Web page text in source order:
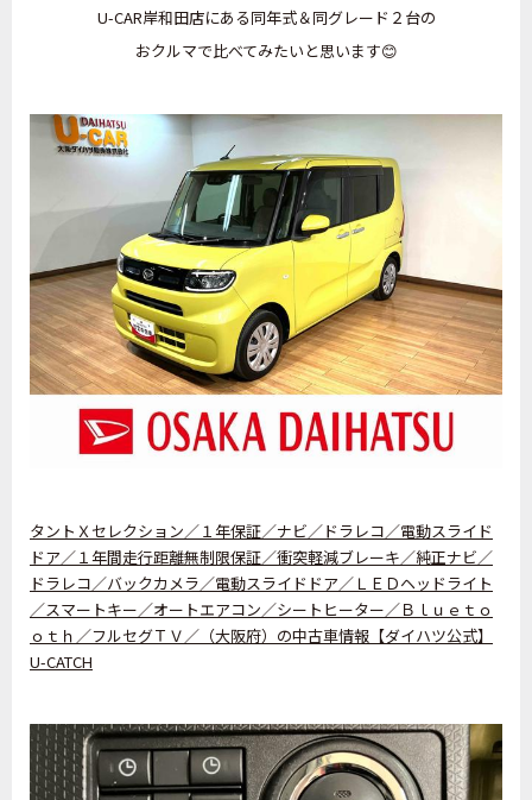
U-CAR岸和田店にある同年式＆同グレード２台の
おクルマで比べてみたいと思います😊
タントＸセレクション／１年保証／ナビ／ドラレコ／電動スライド
ドア／１年間走行距離無制限保証／衝突軽減ブレーキ／純正ナビ／
ドラレコ／バックカメラ／電動スライドドア／ＬＥＤヘッドライト
／スマートキー／オートエアコン／シートヒーター／Ｂｌｕｅｔｏ
ｏｔｈ／フルセグＴＶ／（大阪府）の中古車情報【ダイハツ公式】
U-CATCH